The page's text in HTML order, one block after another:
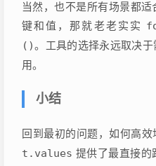
当然，也不是所有场景都
键和值，那就老老实实
()。工具的选择永远取决
用。
小结
回到最初的问题，如何高效
t.values 提供了最直接的